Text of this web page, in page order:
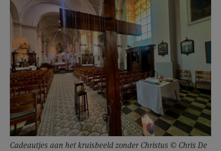
Cadeautjes aan het kruisbeeld zonder Christus © Chris De